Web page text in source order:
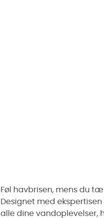
Føl havbrisen, mens du
Designet med
alle dine vandoplevelser,